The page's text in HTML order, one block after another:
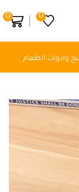
0
0
وادوات الطعام